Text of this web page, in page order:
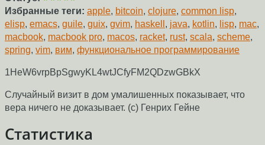
Избранные теги: apple, bitcoin, clojure, common lisp,
elisp, emacs, guile, guix, gvim, haskell , java, kotlin, lisp, mac,
macbook, macbook pro, macos, racket, rust, scala, scheme,
spring, vim, вим, функциональное программирование
1HeW6vrpBpSgwyKL4wtJCfyFM2QDzwGBkX
Случайный визит в дом умалишенных показывает, что
вера ничего не доказывает. (с) Генрих Гейне
Статистика